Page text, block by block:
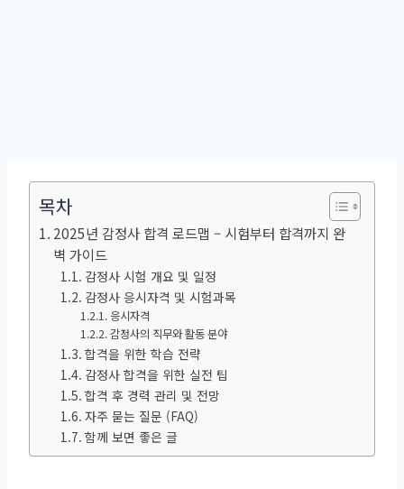
목차
2025년 감정사 합격 로드맵 – 시험부터 합격까지 완
벽 가이드
감정사 시험 개요 및 일정
감정사 응시자격 및 시험과목
응시자격
감정사의 직무와 활동 분야
합격을 위한 학습 전략
감정사 합격을 위한 실전 팁
합격 후 경력 관리 및 전망
자주 묻는 질문 (FAQ)
함께 보면 좋은 글